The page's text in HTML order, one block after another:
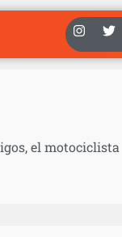
el motociclista